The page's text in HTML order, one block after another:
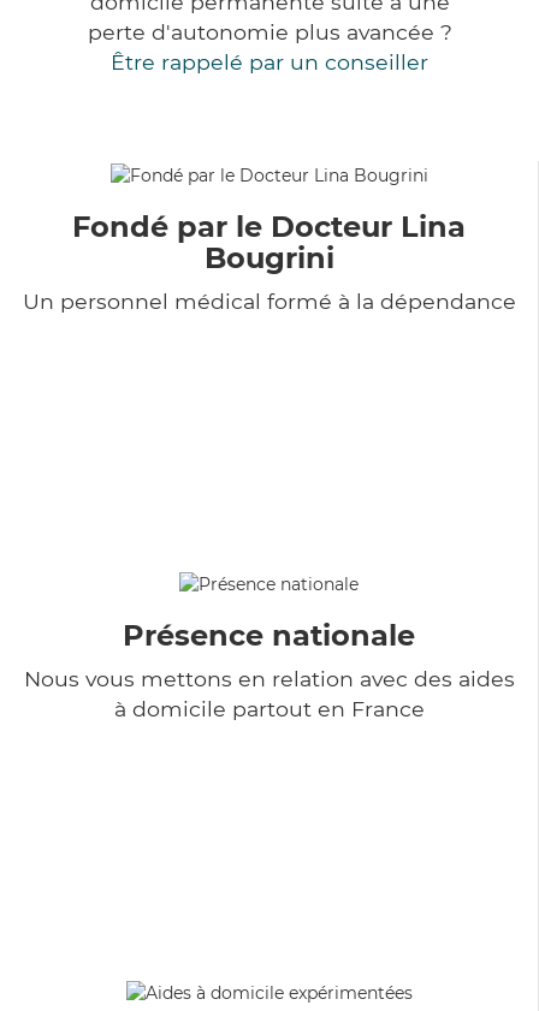
perte d'autonomie plus avancée ?
Être rappelé par un conseiller
Fondé par le Docteur Lina
Bougrini
Un personnel médical formé à la dépendance
Présence nationale
Nous vous mettons en relation avec des aides
à domicile partout en France